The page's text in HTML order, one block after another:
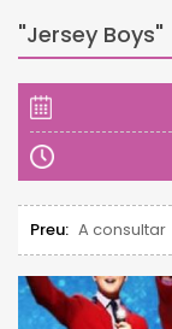
"Jersey Boys"
Preu: A consultar